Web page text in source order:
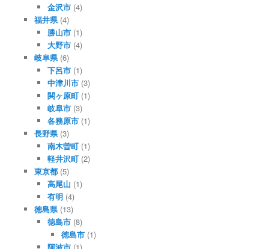
金沢市 (4)
福井県(4)
勝山市 (1)
大野市 (4)
岐阜県(6)
下呂市 (1)
中津川市 (3)
関ヶ原町 (1)
岐阜市 (3)
各務原市 (1)
長野県(3)
南木曽町 (1)
軽井沢町 (2)
東京都(5)
高尾山 (1)
有明 (4)
徳島県(13)
徳島市 (8)
徳島市(1)